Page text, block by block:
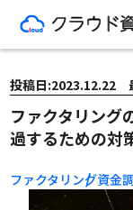
投稿日:2023.12.22
ファクタリング
過するための対
ファクタリング資金